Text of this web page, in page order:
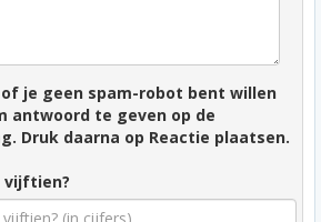
je geen spam-robot bent willen
antwoord te geven op de
Druk daarna op Reactie plaatsen.
vijftien?